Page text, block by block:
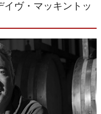
ヴ・マッキントッ